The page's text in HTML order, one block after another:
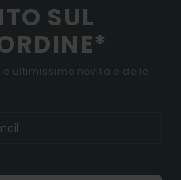
SUL
ultimissime novità e delle